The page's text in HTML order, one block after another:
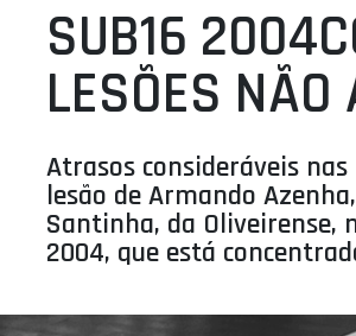
COMPETIÇÕES
ASSOCIAÇÕES
CLUBES
AGENTES
AGENDA
SELEÇÕES
MINIBASQUETE
ÁREA TÉCNICA
SUB16
LESÕES NÃO
Atrasos consideráveis
lesão de Armando
Santinha, da Oliveirense,
2004, que está